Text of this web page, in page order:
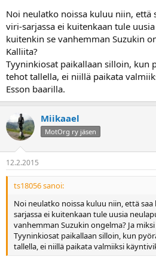
Noi neulatko noissa kuluu niin, että
viri-sarjassa ei kuitenkaan tule
kuitenkin se vanhemman Suzukin
Kalliita?
Tyyninkiosat paikallaan silloin, kun
tehot tallella, ei niillä paikata
Esson baarilla.
Miikaael
MotOrg ry jäsen
12.2.2015
ts18056 sanoi:
Noi neulatko noissa kuluu niin, että saa
sarjassa ei kuitenkaan tule uusia
vanhemman Suzukin ongelma? Ja miksi
Tyyninkiosat paikallaan silloin, kun
tallella, ei niillä paikata valmiiksi